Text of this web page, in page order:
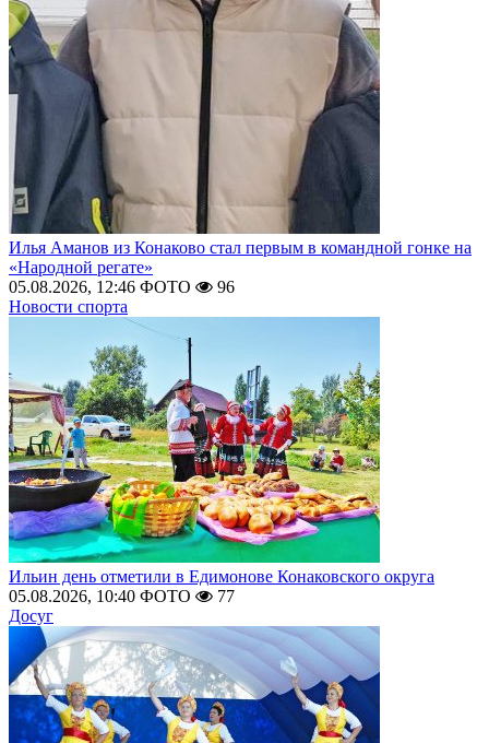
Илья Аманов из Конаково стал первым в командной гонке на
«Народной регате»
05.08.2026, 12:46 ФОТО
96
Новости спорта
Ильин день отметили в Едимонове Конаковского округа
05.08.2026, 10:40 ФОТО
77
Досуг